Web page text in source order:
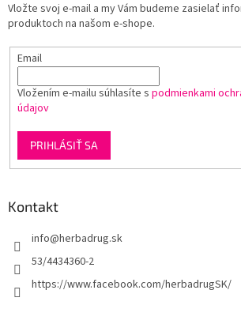
Vložte svoj e-mail a my Vám budeme zasielať
produktoch na našom e-shope.
Email
Vložením e-mailu súhlasíte s podmienkami
údajov
PRIHLÁSIŤ SA
Kontakt
info@herbadrug.sk
53/4434360-2
https://www.facebook.com/herbadrugSK/